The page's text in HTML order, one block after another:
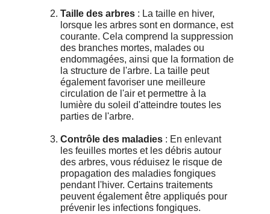
Taille des arbres : La taille en hiver,
lorsque les arbres sont en dormance, est
courante. Cela comprend la suppression
des branches mortes, malades ou
endommagées, ainsi que la formation de
la structure de l'arbre. La taille peut
également favoriser une meilleure
circulation de l'air et permettre à la
lumière du soleil d'atteindre toutes les
parties de l'arbre.
Contrôle des maladies : En enlevant
les feuilles mortes et les débris autour
des arbres, vous réduisez le risque de
propagation des maladies fongiques
pendant l'hiver. Certains traitements
peuvent également être appliqués pour
prévenir les infections fongiques.